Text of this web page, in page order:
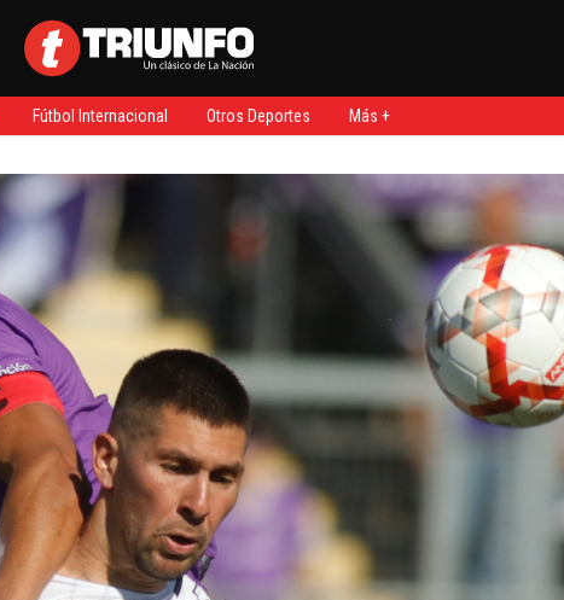
Fútbol Internacional Otros Deportes Más +